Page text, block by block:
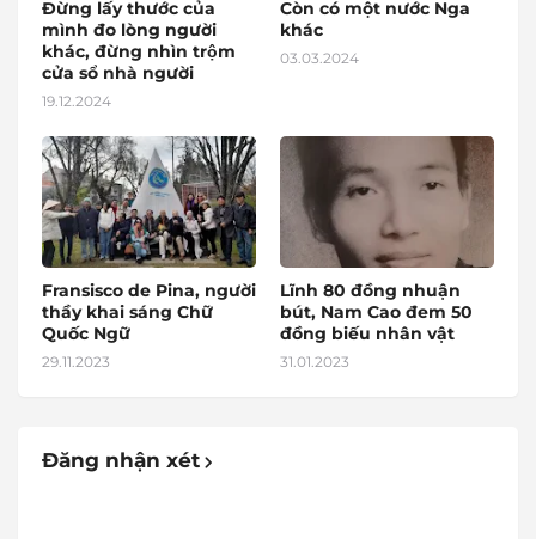
Đừng lấy thước của
mình đo lòng người
khác, đừng nhìn trộm
cửa sổ nhà người
19.12.2024
Còn có một nước Nga
khác
03.03.2024
Fransisco de Pina, người
thầy khai sáng Chữ
Quốc Ngữ
29.11.2023
Lĩnh 80 đồng nhuận
bút, Nam Cao đem 50
đồng biếu nhân vật
31.01.2023
Đăng nhận xét